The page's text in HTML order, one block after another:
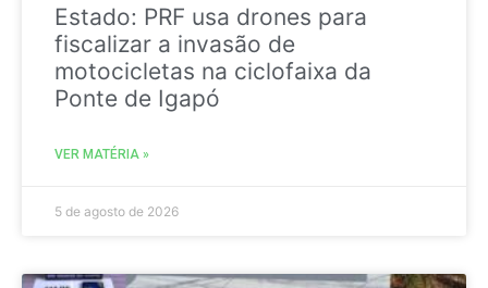
Estado: PRF usa drones para
fiscalizar a invasão de
motocicletas na ciclofaixa da
Ponte de Igapó
VER MATÉRIA »
5 de agosto de 2026